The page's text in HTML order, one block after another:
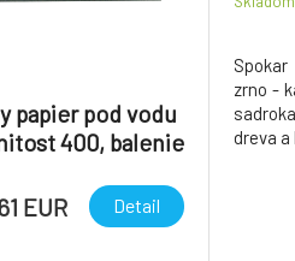
papier pod vodu
400, balenie
EUR Detail
zrno -
dreva a